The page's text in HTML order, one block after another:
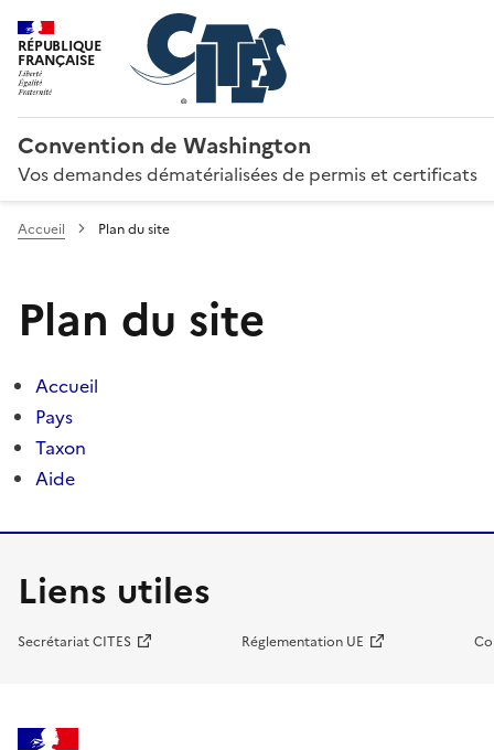
RÉPUBLIQUE
FRANÇAISE
Convention de Washington
Vos demandes dématérialisées de permis et certificats
Accueil Plan du site
Plan du site
Accueil
Pays
Taxon
Aide
Liens utiles
Secrétariat CITES Réglementation UE